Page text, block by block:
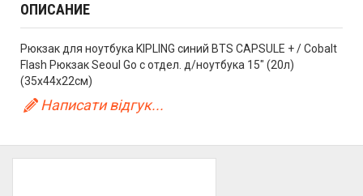
ОПИСАНИЕ
Рюкзак для ноутбука KIPLING синий BTS CAPSULE + / Cobalt
Flash Рюкзак Seoul Go с отдел. д/ноутбука 15" (20л)
(35x44x22см)
Написати відгук...